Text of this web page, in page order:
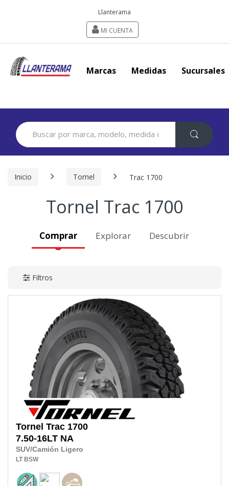
Llanterama
MI CUENTA
Marcas Medidas Sucursales
Search
for:
Inicio Tornel Trac 1700
Tornel Trac 1700
Comprar Explorar Descubrir
Filtros
Tornel Trac 1700
7.50-16LT NA
SUV/Camión Ligero
LT BSW